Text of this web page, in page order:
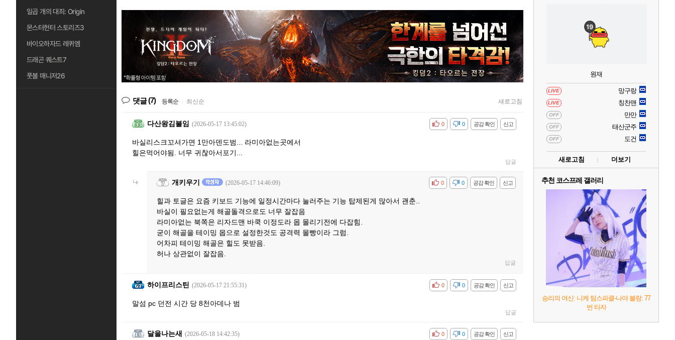
일곱 개의 대죄: Origin
몬스터헌터 스토리즈3
바이오하자드 레퀴엠
드래곤 퀘스트7
풋볼 매니저26
댓글(7) 등록순 최신순 새로고침
다산왕김불임 (2026-05-17 13:45:02) 신고
공감 확인
비공감 0
0
바실리스크꼬셔가면 1만아덴도범... 라미아없는곳에서
힐은먹어야됨. 너무 귀찮아서포기...
답글
개키우기 (2026-05-17 14:46:09) 신고
공감 확인
비공감 0
0
힐과 토글은 요즘 키보드 기능에 일정시간마다 눌러주는 기능 탑제된게 많아서 괜춘..
바실이 필요없는게 해골돌격으로도 너무 잘잡음
라미아없는 북쪽은 리자드맨 바쿡 이정도라 몹 몰리기전에 다잡힘.
굳이 해골을 테이밍 몹으로 설정한것도 공격력 몰빵이라 그럼.
어차피 테이밍 해골은 힐도 못받음.
허나 상관없이 잘잡음.
답글
하이프리스틴 (2026-05-17 21:55:31) 신고
공감 확인
비공감 0
0
말섬 pc 던전 시간 당 8천아데나 범
답글
달을나는새 (2026-05-18 14:42:35) 신고
공감 확인
비공감 0
0
원재
LIVE 망구랑
LIVE 칭찬맨
OFF 만만
OFF 태산군주
OFF 도건
새로고침 더보기
추천 코스프레 갤러리
승리의 여신: 니케 팀스파클-나야 블랑: 77
번 타자